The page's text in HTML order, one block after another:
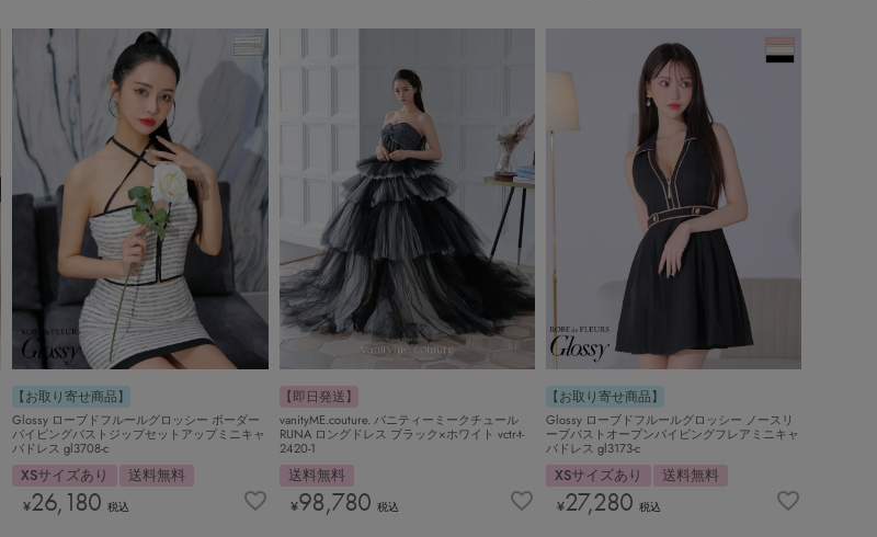
【お取り寄せ商品】
Glossy ローブドフルールグロッシー ボーダー
パイピングバストジップセットアップミニキャ
バドレス gl3708-c
XSサイズあり 送料無料
¥26,180 税込
【即日発送】
vanityME.couture. バニティーミークチュール
RUNA ロングドレス ブラック×ホワイト vctr-t-
2420-1
送料無料
¥98,780 税込
【お取り寄せ商品】
Glossy ローブドフルールグロッシー ノースリ
ーブバストオープンパイピングフレアミニキャ
バドレス gl3173-c
XSサイズあり 送料無料
¥27,280 税込